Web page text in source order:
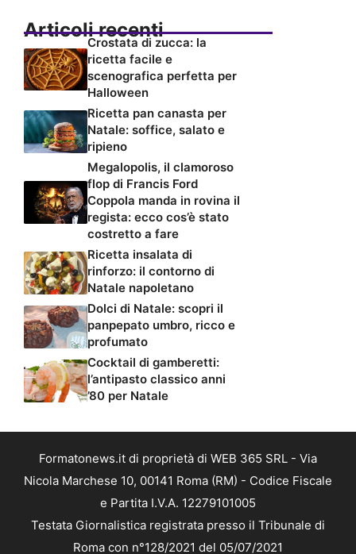
Articoli recenti
Crostata di zucca: la
ricetta facile e
scenografica perfetta per
Halloween
Ricetta pan canasta per
Natale: soffice, salato e
ripieno
Megalopolis, il clamoroso
flop di Francis Ford
Coppola manda in rovina il
regista: ecco cos’è stato
costretto a fare
Ricetta insalata di
rinforzo: il contorno di
Natale napoletano
Dolci di Natale: scopri il
panpepato umbro, ricco e
profumato
Cocktail di gamberetti:
l’antipasto classico anni
’80 per Natale
Formatonews.it di proprietà di WEB 365 SRL - Via
Nicola Marchese 10, 00141 Roma (RM) - Codice Fiscale
e Partita I.V.A. 12279101005
Testata Giornalistica registrata presso il Tribunale di
Roma con n°128/2021 del 05/07/2021